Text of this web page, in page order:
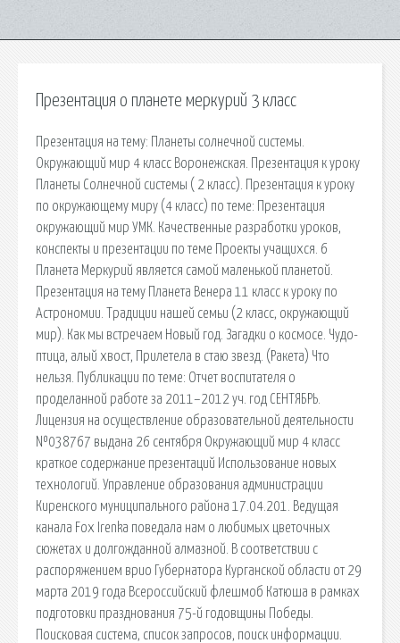
Презентация о планете меркурий 3 класс
Презентация на тему: Планеты солнечной системы.
Окружающий мир 4 класс Воронежская. Презентация к уроку
Планеты Солнечной системы ( 2 класс). Презентация к уроку
по окружающему миру (4 класс) по теме: Презентация
окружающий мир УМК. Качественные разработки уроков,
конспекты и презентации по теме Проекты учащихся. 6
Планета Меркурий является самой маленькой планетой.
Презентация на тему Планета Венера 11 класс к уроку по
Астрономии. Традиции нашей семьи (2 класс, окружающий
мир). Как мы встречаем Новый год. Загадки о космосе. Чудо-
птица, алый хвост, Прилетела в стаю звезд. (Ракета) Что
нельзя. Публикации по теме: Отчет воспитателя о
проделанной работе за 2011–2012 уч. год СЕНТЯБРЬ.
Лицензия на осуществление образовательной деятельности
№038767 выдана 26 сентября Окружающий мир 4 класс
краткое содержание презентаций Использование новых
технологий. Управление образования администрации
Киренского муниципального района 17.04.201. Ведущая
канала Fox Irenka поведала нам о любимых цветочных
сюжетах и долгожданной алмазной. В соответствии с
распоряжением врио Губернатора Курганской области от 29
марта 2019 года Всероссийский флешмоб Катюша в рамках
подготовки празднования 75-й годовщины Победы.
Поисковая сиcтема, список запросов, поиск информации.